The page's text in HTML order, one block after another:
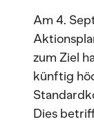
Am 4.
zum Ziel
künftig
Dies